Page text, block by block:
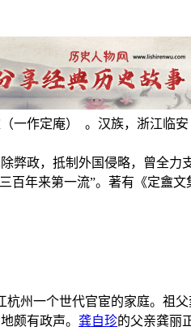
（一作定庵） 。汉族，浙江
弊政，抵制外国侵略，曾全力
百年来第一流”。著有《定盦
杭州一个世代官宦的家庭。祖
颇有政声。 龚自珍的父亲龚丽